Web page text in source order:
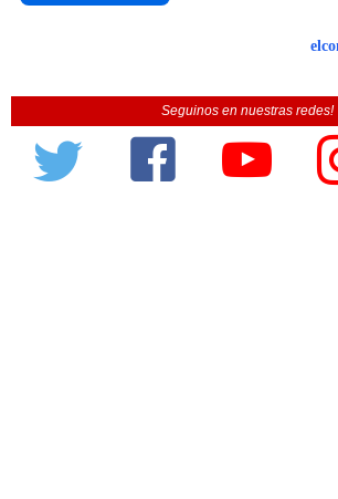
Seguinos en nuestras redes!